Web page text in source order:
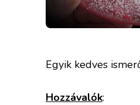
Egyik kedves
Hozzávalók: